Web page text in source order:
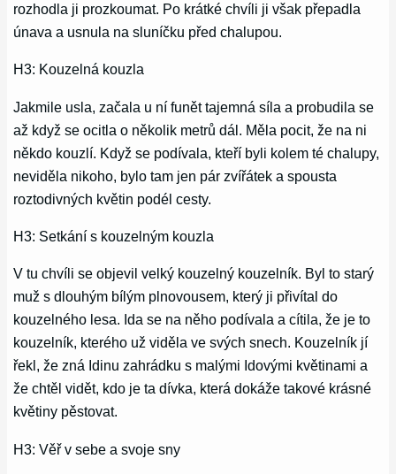
rozhodla ji prozkoumat. Po krátké chvíli ji však přepadla
únava a usnula na sluníčku před chalupou.
H3: Kouzelná kouzla
Jakmile usla, začala u ní funět tajemná síla a probudila se
až když se ocitla o několik metrů dál. Měla pocit, že na ni
někdo kouzlí. Když se podívala, kteří byli kolem té chalupy,
neviděla nikoho, bylo tam jen pár zvířátek a spousta
roztodivných květin podél cesty.
H3: Setkání s kouzelným kouzla
V tu chvíli se objevil velký kouzelný kouzelník. Byl to starý
muž s dlouhým bílým plnovousem, který ji přivítal do
kouzelného lesa. Ida se na něho podívala a cítila, že je to
kouzelník, kterého už viděla ve svých snech. Kouzelník jí
řekl, že zná Idinu zahrádku s malými Idovými květinami a
že chtěl vidět, kdo je ta dívka, která dokáže takové krásné
květiny pěstovat.
H3: Věř v sebe a svoje sny